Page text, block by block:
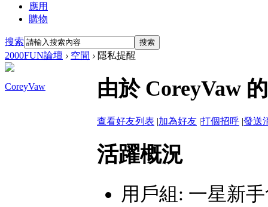
應用
購物
搜索 搜索
2000FUN論壇 › 空間 › 隱私提醒
CoreyVaw 由於 CoreyVaw
查看好友列表 |加為好友 |打個招呼 |發送
活躍概況
用戶組: 一星新